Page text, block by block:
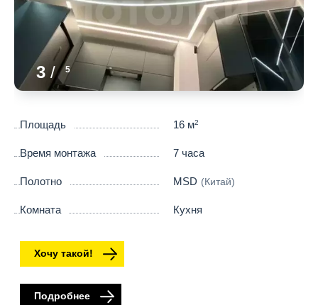
3 / 5
Площадь 16 м2
Время монтажа 7 часа
Полотно MSD (Китай)
Комната Кухня
Хочу такой!
Подробнее